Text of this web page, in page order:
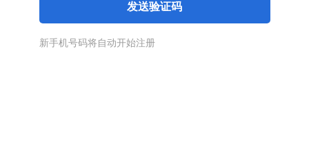
发送验证码
新手机号码将自动开始注册